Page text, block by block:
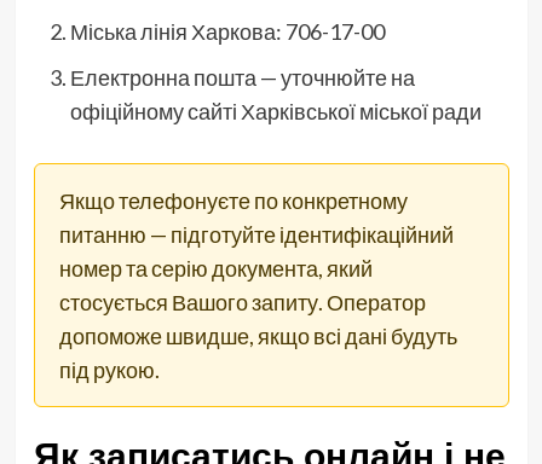
Міська лінія Харкова: 706-17-00
Електронна пошта — уточнюйте на
офіційному сайті Харківської міської ради
Якщо телефонуєте по конкретному
питанню — підготуйте ідентифікаційний
номер та серію документа, який
стосується Вашого запиту. Оператор
допоможе швидше, якщо всі дані будуть
під рукою.